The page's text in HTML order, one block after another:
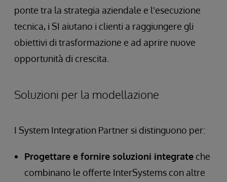
ponte tra la strategia aziendale e l'esecuzione
tecnica, i SI aiutano i clienti a raggiungere gli
obiettivi di trasformazione e ad aprire nuove
opportunità di crescita.
Soluzioni per la modellazione
I System Integration Partner si distinguono per:
Progettare e fornire soluzioni integrate che
combinano le offerte InterSystems con altre